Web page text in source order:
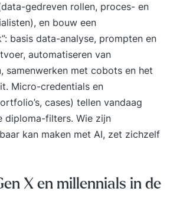
de reachtruck te rijden en het
te verdienen.
en stapelaar vormen een vast
cursus. Bij een voldoende
opdrachten ontvangt u voor
GRATIS certificaat. Lees
opleidingen's training
(beginner) op
is als basisopleiding bedoeld
een reachtruck hebben.
bedraagt 2 lange
gedreven rollen, proces- en
en bouw een
basis data-analyse, prompten en
automatiseren van
samenwerken met cobots en het
Micro-credentials en
cases) tellen vandaag
diploma-filters. Wie zijn
kan maken met AI, zet zichzelf
X en millennials in de